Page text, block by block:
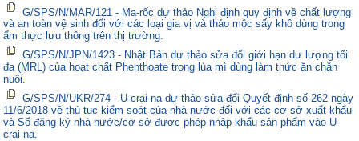
G/SPS/N/MAR/121 - Ma-rốc dự thảo Nghị định quy định về chất lượng
và an toàn vệ sinh đối với các loại gia vị và thảo mộc sấy khô dùng trong
ẩm thực lưu thông trên thị trường.
G/SPS/N/JPN/1423 - Nhật Bản dự thảo sửa đổi giới hạn dư lượng tối
đa (MRL) của hoạt chất Phenthoate trong lúa mì dùng làm thức ăn chăn
nuôi.
G/SPS/N/UKR/274 - U-crai-na dự thảo sửa đổi Quyết định số 262 ngày
11/6/2018 về thủ tục kiểm soát của nhà nước đối với các cơ sở xuất khẩu
và Sổ đăng ký nhà nước/cơ sở được phép nhập khẩu sản phẩm vào U-
crai-na.